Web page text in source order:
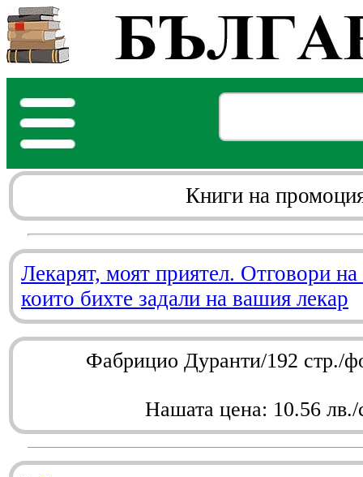
Книги на
Лекарят, моят приятел. Отговори
които бихте задали на вашия лекар
Фабрицио Дуранти/192 стр./
Нашата цена: 10.56 лв./